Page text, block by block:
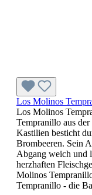
Los Molinos
Los Molinos
Tempranillo aus
Kastilien besticht
Brombeeren. Sein
Abgang weich und
herzhaften
Molinos
Tempranillo - die